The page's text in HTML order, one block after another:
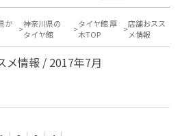
か
神奈川県の
タイヤ館
タイヤ館 厚
木TOP
店舗おスス
メ情報
メ情報 / 2017年7月